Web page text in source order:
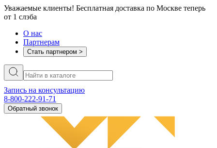
Уважаемые клиенты! Бесплатная доставка по Москве теперь
от 1 слэба
О нас
Партнерам
Стать партнером >
Запись на консультацию
8-800-222-91-71
Обратный звонок